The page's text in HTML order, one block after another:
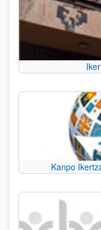
Kanpo